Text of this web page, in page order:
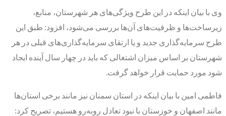
وی با بیان اینکه در این طرح ویژگی‌های هر شهرستان، منابع،
زیرساخت‌ها و ظرفیت‌های آن‌ها بررسی می‌شود، افزود: طبق این
طرح سرمایه‌گذاری جدید و یا ارتقای سرمایه‌گذاری‌های قبلی در هر
شهرستان بر اساس میزان اشتغالی که باید در چهار سال آینده ایجاد
شود مورد حمایت قرار خواهد گرفت.
فاطمی امین با بیان اینکه در استان سمنان نیز مانند برخی استان‌ها
مانند اصفهان و خوزستان با نبود تعادل روبه‌رو هستیم، تصریح کرد: